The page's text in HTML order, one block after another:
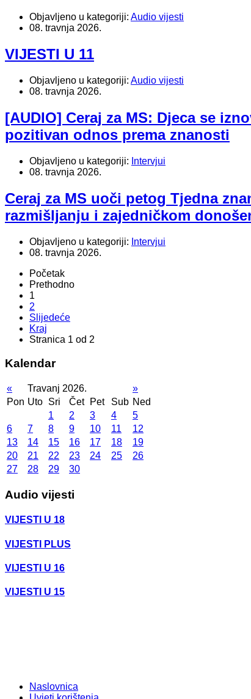
Objavljeno u kategoriji: Audio vijesti
08. travnja 2026.
VIJESTI U 11
Objavljeno u kategoriji: Audio vijesti
08. travnja 2026.
[AUDIO] Ceraj za MS: Djeca se
pozitivan odnos prema znanosti
Objavljeno u kategoriji: Intervjui
08. travnja 2026.
Ceraj za MS uoči petog Tjedna
razmišljanju i zajedničkom
Objavljeno u kategoriji: Intervjui
08. travnja 2026.
Početak
Prethodno
1
2
Slijedeće
Kraj
Stranica 1 od 2
Kalendar
« Travanj 2026.
»
Pon Uto Sri Čet Pet Sub Ned
1
2 3 4
5
6
7 8 9 10 11
12
13
14 15 16 17 18
19
20
21 22 23 24 25
26
27
28 29 30
Audio vijesti
VIJESTI U 18
VIJESTI PLUS
VIJESTI U 16
VIJESTI U 15
Naslovnica